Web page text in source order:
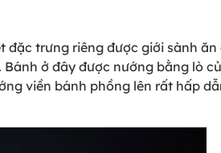
trưng riêng được giới sành
ở đây được nướng bằng lò
viền bánh phồng lên rất hấp